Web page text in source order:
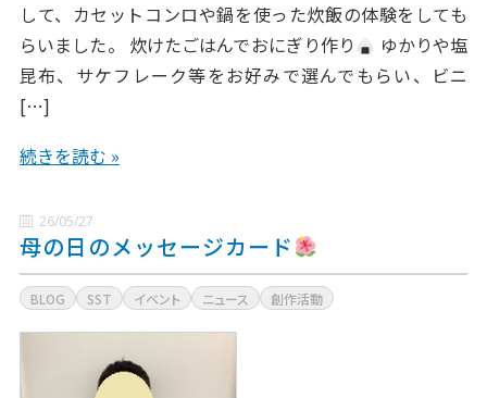
して、カセットコンロや鍋を使った炊飯の体験をしても
らいました。 炊けたごはんでおにぎり作り
ゆかりや塩
昆布、サケフレーク等をお好みで選んでもらい、ビニ
[…]
続きを読む »
26/05/27
母の日のメッセージカード
BLOG SST イベント ニュース 創作活動